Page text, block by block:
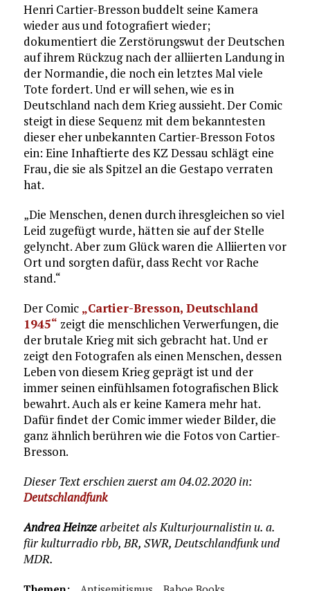
Henri Cartier-Bresson buddelt seine Kamera
wieder aus und fotografiert wieder;
dokumentiert die Zerstörungswut der Deutschen
auf ihrem Rückzug nach der alliierten Landung in
der Normandie, die noch ein letztes Mal viele
Tote fordert. Und er will sehen, wie es in
Deutschland nach dem Krieg aussieht. Der Comic
steigt in diese Sequenz mit dem bekanntesten
dieser eher unbekannten Cartier-Bresson Fotos
ein: Eine Inhaftierte des KZ Dessau schlägt eine
Frau, die sie als Spitzel an die Gestapo verraten
hat.
„Die Menschen, denen durch ihresgleichen so viel
Leid zugefügt wurde, hätten sie auf der Stelle
gelyncht. Aber zum Glück waren die Alliierten vor
Ort und sorgten dafür, dass Recht vor Rache
stand.“
Der Comic „Cartier-Bresson, Deutschland
1945“ zeigt die menschlichen Verwerfungen, die
der brutale Krieg mit sich gebracht hat. Und er
zeigt den Fotografen als einen Menschen, dessen
Leben von diesem Krieg geprägt ist und der
immer seinen einfühlsamen fotografischen Blick
bewahrt. Auch als er keine Kamera mehr hat.
Dafür findet der Comic immer wieder Bilder, die
ganz ähnlich berühren wie die Fotos von Cartier-
Bresson.
Dieser Text erschien zuerst am 04.02.2020 in:
Deutschlandfunk
Andrea Heinzearbeitet als Kulturjournalistin u. a.
für kulturradio rbb, BR, SWR, Deutschlandfunk und
MDR.